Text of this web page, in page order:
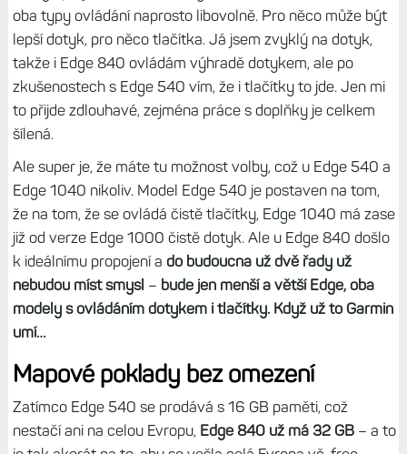
Prostředí jako takové je však na Edge 540, 840 i 1040
stále stejné, tam žádný rozdíl není. Jde opravdu jen o
umístění virtuálních tlačítek na displeji.Kdykoliv stisknete
jakékoliv tlačítko fyzické, okolo vybraného ovládacího
prvku se objeví rámeček
- a s ním pohybujete tlačítky
nahoru a dolů.
Volbu a akci potvrzujete pravým horním
dole. Je to podobné, vlastně stejné, jako na hodinkách.
A kdykoliv zase klepnete na displej prstem, rámeček zmizí
a Edge přejde do režimu dotyku. Můžete tak kombinovat
oba typy ovládání naprosto libovolně. Pro něco může být
lepší dotyk, pro něco tlačítka. Já jsem zvyklý na dotyk,
takže i Edge 840 ovládám výhradě dotykem, ale po
zkušenostech s Edge 540 vím, že i tlačítky to jde. Jen mi
šílená.
Ale super je, že máte tu možnost volby, což u Edge 540 a
Edge 1040 nikoliv. Model Edge 540 je postaven na tom,